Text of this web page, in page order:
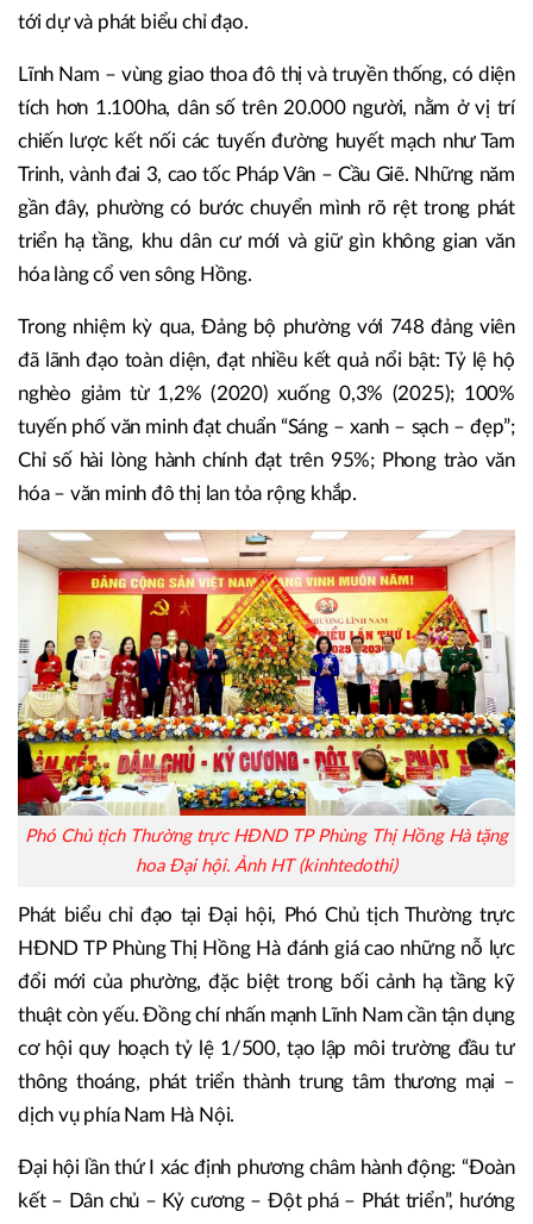
tới dự và phát biểu chỉ đạo.
Lĩnh Nam – vùng giao thoa đô thị và truyền thống, có diện
tích hơn 1.100ha, dân số trên 20.000 người, nằm ở vị trí
chiến lược kết nối các tuyến đường huyết mạch như Tam
Trinh, vành đai 3, cao tốc Pháp Vân – Cầu Giẽ. Những năm
gần đây, phường có bước chuyển mình rõ rệt trong phát
triển hạ tầng, khu dân cư mới và giữ gìn không gian văn
hóa làng cổ ven sông Hồng.
Trong nhiệm kỳ qua, Đảng bộ phường với 748 đảng viên
đã lãnh đạo toàn diện, đạt nhiều kết quả nổi bật: Tỷ lệ hộ
nghèo giảm từ 1,2% (2020) xuống 0,3% (2025); 100%
tuyến phố văn minh đạt chuẩn “Sáng – xanh – sạch – đẹp”;
Chỉ số hài lòng hành chính đạt trên 95%; Phong trào văn
hóa – văn minh đô thị lan tỏa rộng khắp.
Phó Chủ tịch Thường trực HĐND TP Phùng Thị Hồng Hà tặng
hoa Đại hội. Ảnh HT (kinhtedothi)
Phát biểu chỉ đạo tại Đại hội, Phó Chủ tịch Thường trực
HĐND TP Phùng Thị Hồng Hà đánh giá cao những nỗ lực
đổi mới của phường, đặc biệt trong bối cảnh hạ tầng kỹ
thuật còn yếu. Đồng chí nhấn mạnh Lĩnh Nam cần tận dụng
cơ hội quy hoạch tỷ lệ 1/500, tạo lập môi trường đầu tư
thông thoáng, phát triển thành trung tâm thương mại –
dịch vụ phía Nam Hà Nội.
Đại hội lần thứ I xác định phương châm hành động: “Đoàn
kết – Dân chủ – Kỷ cương – Đột phá – Phát triển”, hướng